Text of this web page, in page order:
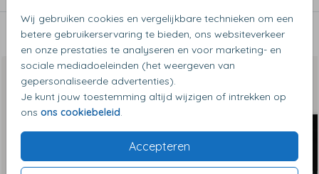
Wij gebruiken cookies en vergelijkbare technieken om een
betere gebruikerservaring te bieden, ons websiteverkeer
en onze prestaties te analyseren en voor marketing- en
sociale mediadoeleinden (het weergeven van
gepersonaliseerde advertenties).
Je kunt jouw toestemming altijd wijzigen of intrekken op
ons ons cookiebeleid.
Accepteren
Dit vind je misschien ook leuk